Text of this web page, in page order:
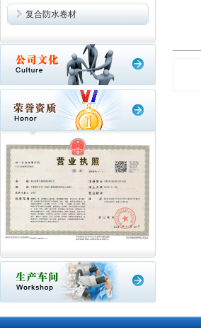
复合防水卷材